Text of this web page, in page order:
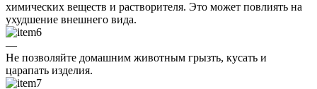
химических веществ и растворителя. Это может повлиять на
ухудшение внешнего вида.
—
Не позволяйте домашним животным грызть, кусать и
царапать изделия.